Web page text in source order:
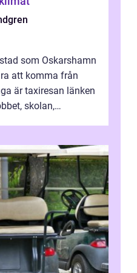
som Oskarshamn
att komma från
är taxiresan länken
skolan,